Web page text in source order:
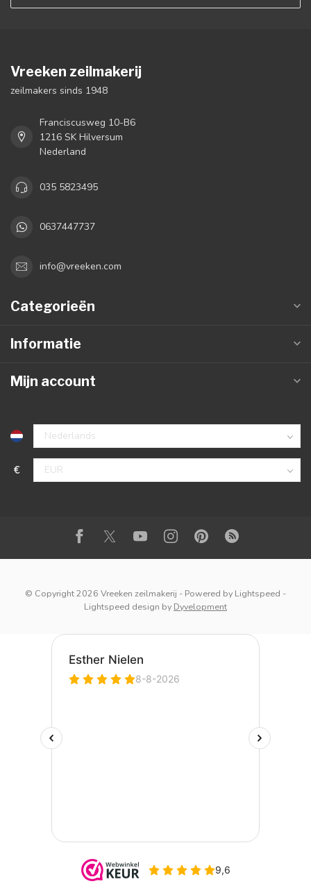
Vreeken zeilmakerij
zeilmakers sinds 1948
Franciscusweg 10-B6
1216 SK Hilversum
Nederland
035 5823495
0637447737
info@vreeken.com
Categorieën
Informatie
Mijn account
€
© Copyright 2026 Vreeken zeilmakerij - Powered by Lightspeed -
Lightspeed design by Dyvelopment